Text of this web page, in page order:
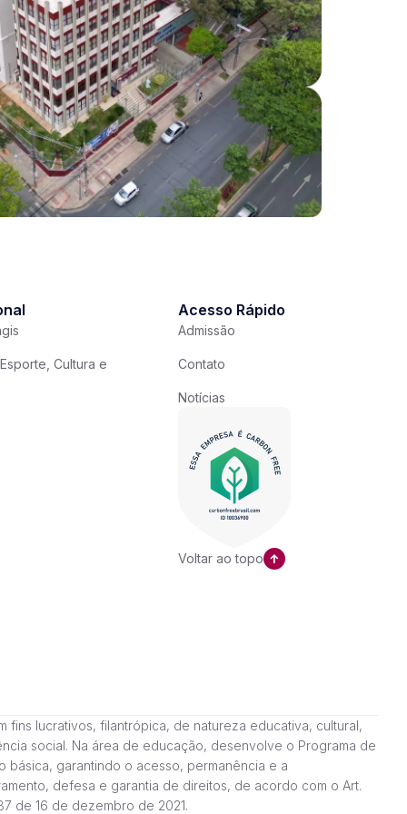
Cultura e
Acesso Rápido
Admissão
Contato
Notícias
Voltar ao topo
fins lucrativos, filantrópica, de natureza educativa, cultural,
social. Na área de educação, desenvolve o Programa de
básica, garantindo o acesso, permanência e a
defesa e garantia de direitos, de acordo com o Art.
de 16 de dezembro de 2021.